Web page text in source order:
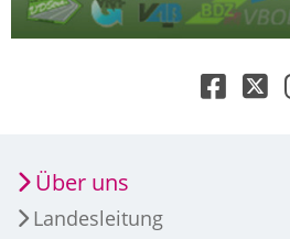
Über uns
Landesleitung